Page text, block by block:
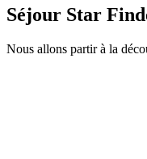
Séjour Star
Nous allons partir à la